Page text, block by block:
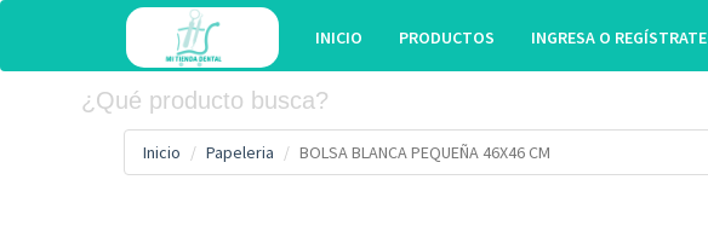
INICIO PRODUCTOS INGRESA O REGÍSTRATE
Inicio Papeleria BOLSA BLANCA PEQUEÑA 46X46 CM